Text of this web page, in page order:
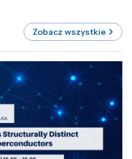
Zobacz wszystkie